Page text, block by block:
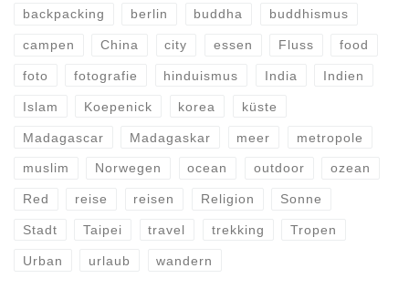
backpacking berlin buddha buddhismus
campen China city essen Fluss food
foto fotografie hinduismus India Indien
Islam Koepenick korea küste
Madagascar Madagaskar meer metropole
muslim Norwegen ocean outdoor ozean
Red reise reisen Religion Sonne
Stadt Taipei travel trekking Tropen
Urban urlaub wandern